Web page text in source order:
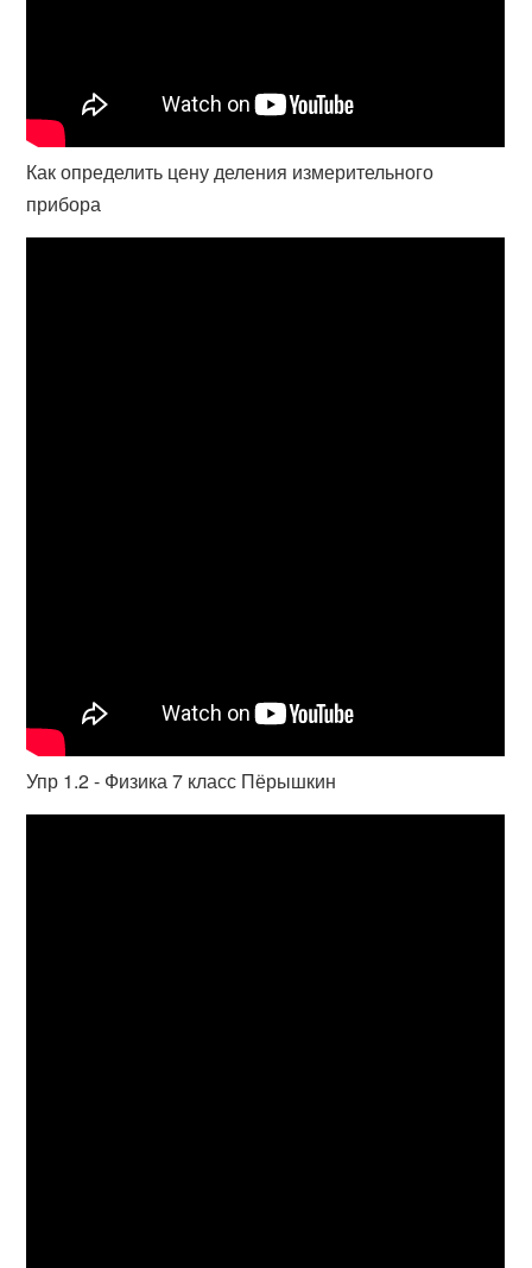
Как определить цену деления измерительного
прибора
Упр 1.2 - Физика 7 класс Пёрышкин